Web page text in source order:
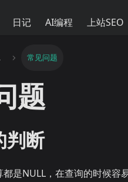
日记 AI编程 上站SEO
常见问题
题
断
是NULL，在查询的时候容